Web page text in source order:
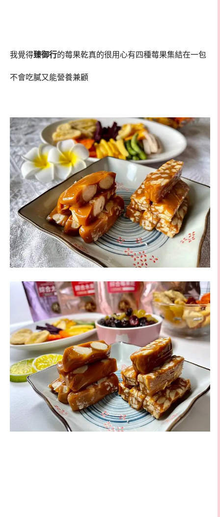
我覺得臻御行的莓果乾真的很用心有四種莓果集結在一包
不會吃膩又能營養兼顧